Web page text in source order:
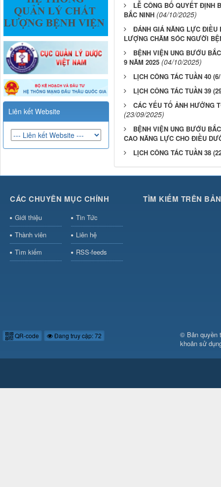
LỄ CÔNG BỐ QUYẾT ĐỊNH
BẮC NINH (04/10/2025)
ĐÁNH GIÁ NĂNG LỰC ĐIỀU
LƯỢNG CHĂM SÓC NGƯỜI
BỆNH VIỆN UNG BƯỚU
9 NĂM 2025 (04/10/2025)
LỊCH CÔNG TÁC TUẦN 40
LỊCH CÔNG TÁC TUẦN 39
CÁC YẾU TỐ ẢNH HƯỞNG
(23/09/2025)
BỆNH VIỆN UNG BƯỚU
CAO NĂNG LỰC CHO ĐIỀU
LỊCH CÔNG TÁC TUẦN 38
Liên kết Website
CÁC CHUYÊN MỤC CHÍNH
Giới thiệu
Tin Tức
Thành viên
Liên hệ
Tìm kiếm
RSS-feeds
TÌM KIẾM TRÊN
QR-code Đang truy cập: 72
© Bản quyền
khoản sử